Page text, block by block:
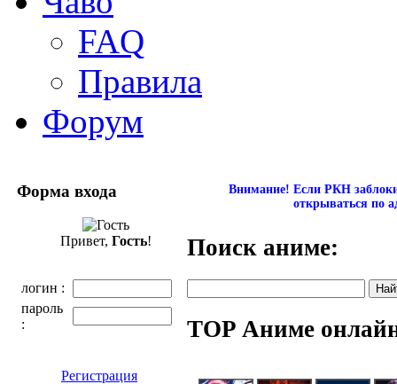
FAQ
Правила
Форум
Форма входа
Привет, Гость!
логин :
пароль
:
Регистрация
Внимание! Если РКН
открываться по
Поиск аниме:
TOP Аниме